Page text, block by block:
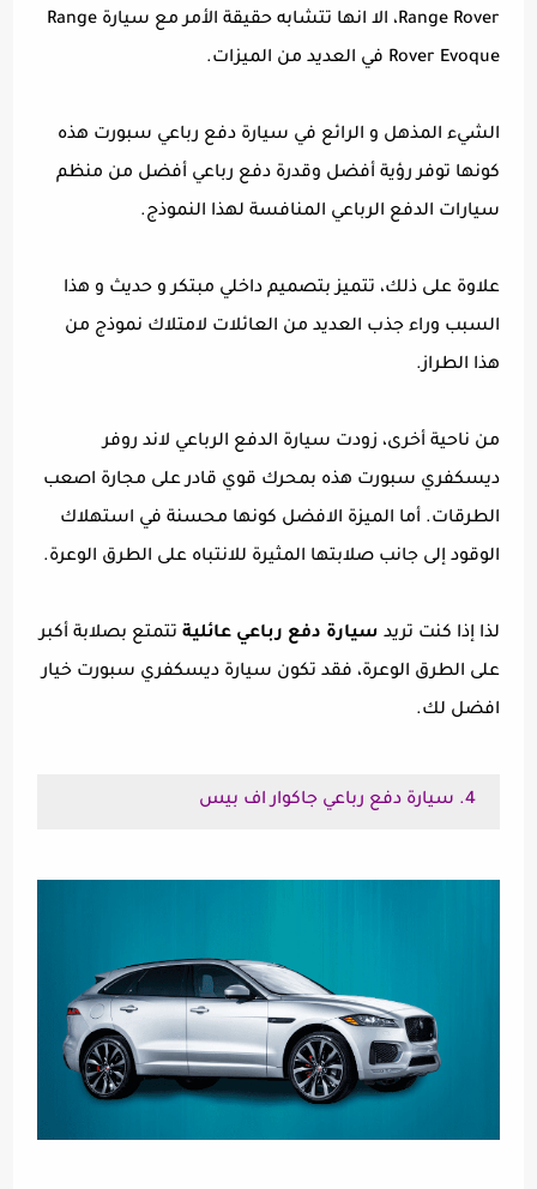
Range Rover، الا انها تتشابه حقيقة الأمر مع سيارة Range
Rover Evoque في العديد من الميزات.
الشيء المذهل و الرائع في سيارة دفع رباعي سبورت هذه
كونها توفر رؤية أفضل وقدرة دفع رباعي أفضل من منظم
سيارات الدفع الرباعي المنافسة لهذا النموذج.
علاوة على ذلك، تتميز بتصميم داخلي مبتكر و حديث و هذا
السبب وراء جذب العديد من العائلات لامتلاك نموذج من
هذا الطراز.
من ناحية أخرى، زودت سيارة الدفع الرباعي لاند روفر
ديسكفري سبورت هذه بمحرك قوي قادر على مجارة اصعب
الطرقات. أما الميزة الافضل كونها محسنة في استهلاك
الوقود إلى جانب صلابتها المثيرة للانتباه على الطرق الوعرة.
لذا إذا كنت تريد سيارة دفع رباعي عائلية تتمتع بصلابة أكبر
على الطرق الوعرة، فقد تكون سيارة ديسكفري سبورت خيار
افضل لك.
4. سيارة دفع رباعي جاكوار اف بيس